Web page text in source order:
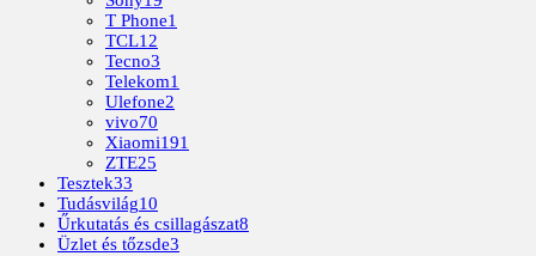
T Phone1
TCL12
Tecno3
Telekom1
Ulefone2
vivo70
Xiaomi191
ZTE25
Tesztek33
Tudásvilág10
Űrkutatás és csillagászat8
Üzlet és tőzsde3